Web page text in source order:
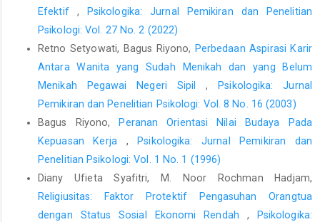
Efektif ,
Psikologika: Jurnal Pemikiran dan Penelitian
Psikologi: Vol. 27 No. 2 (2022)
Retno Setyowati, Bagus Riyono, Perbedaan Aspirasi Karir
Antara Wanita yang Sudah Menikah dan yang Belum
Menikah Pegawai Negeri Sipil,
Psikologika: Jurnal
Pemikiran dan Penelitian Psikologi: Vol. 8 No. 16 (2003)
Bagus Riyono, Peranan Orientasi Nilai Budaya Pada
Kepuasan Kerja ,
Psikologika: Jurnal Pemikiran dan
Penelitian Psikologi: Vol. 1 No. 1 (1996)
Diany Ufieta Syafitri, M. Noor Rochman Hadjam,
Religiusitas: Faktor Protektif Pengasuhan Orangtua
dengan Status Sosial Ekonomi Rendah ,
Psikologika: